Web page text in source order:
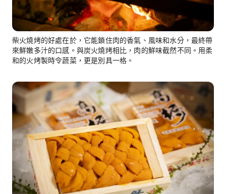
柴火燒烤的好處在於，它能鎖住肉的香氣、風味和水分，最終帶
來鮮嫩多汁的口感。與炭火燒烤相比，肉的鮮味截然不同。用柔
和的火烤製時令蔬菜，更是別具一格。